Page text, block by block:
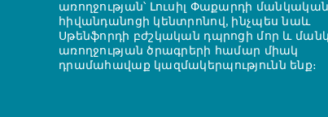
առողջության՝ Լուսիլ Փաքարդի մանկական
հիվանդանոցի կենտրոնով, ինչպես նաև
Սթենֆորդի բժշկական դպրոցի մոր և
առողջության ծրագրերի համար միակ
դրամահավաք կազմակերպությունն ենք։